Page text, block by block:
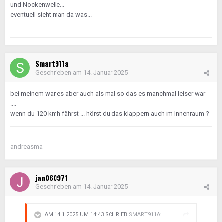
und Nockenwelle...
eventuell sieht man da was...
Smart911a
Geschrieben am 14. Januar 2025
bei meinem war es aber auch als mal so das es manchmal leiser war
....
wenn du 120 kmh fährst ... hörst du das klappern auch im Innenraum ?
andreasma
jan060971
Geschrieben am 14. Januar 2025
AM 14.1.2025 UM 14:43 SCHRIEB SMART911A: